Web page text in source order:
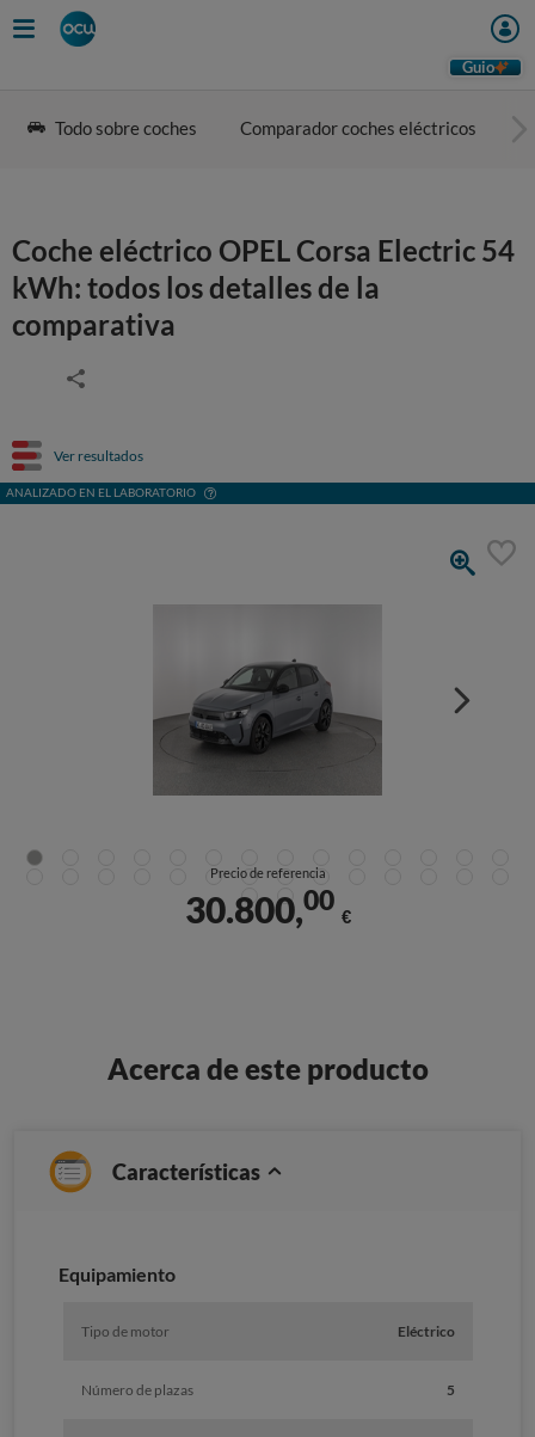
Guio
Todo sobre coches Comparador coches eléctricos
Coche eléctrico OPEL Corsa Electric 54
kWh: todos los detalles de la
comparativa
Ver resultados
ANALIZADO EN EL LABORATORIO
Precio de referencia
30.800,00
€
Acerca de este producto
Características
Equipamiento
Tipo de motor Eléctrico
Número de plazas 5